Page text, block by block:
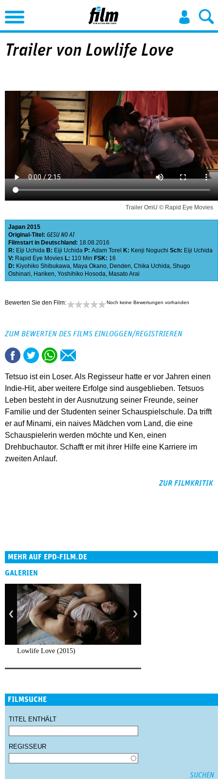
Jump to Navigation
Trailer von Lowlife Love
Trailer OmU © Rapid Eye Movies
Japan 2015
Original-Titel: GESU NO AI
Filmstart in Deutschland: 18.08.2016
R: Eiji Uchida B: Eiji Uchida P: Adam Torel K: Kenji Noguchi Sch: Eiji Uchida
V: Rapid Eye Movies L: 110 Min FSK: 16
D: Kiyohiko Shibukawa, Maya Okano, Denden, Chika Uchida, Shugo
Oshinari, Hariken, Yoshihiko Hosoda, Masato Arai
Bewerten Sie den Film: Noch keine Bewertungen vorhanden
ZUM BEWERTEN DES FILMS EINLOGGEN/REGISTRIEREN
Tetsuo ist ein Loser. Als Regisseur hatte er vor Jahren einen
Indie-Hit, aber weitere Erfolge sind ausgeblieben. Tetsuos
Leben besteht in der Ausnutzung seiner Freunde, seiner
Familie und der Studenten seiner Schauspielschule. Da trifft
er auf Minami, ein naives Mädchen vom Land, die eine
Schauspielerin werden möchte und Ken, einen
Drehbuchautor. Schafft er mit ihrer Hilfe eine Karriere im
zweiten Anlauf.
ZUR FILMKRITIK
MEHR AUF EPD-FILM.DE
GALERIEN
Lowlife Love (2015)
FILMSUCHE
TITEL ENTHÄLT
REGISSEUR